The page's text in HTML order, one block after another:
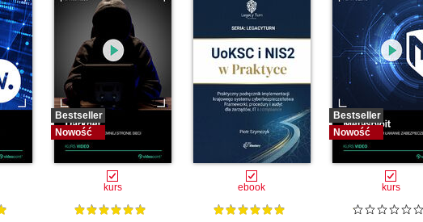
Bestseller
Nowość
kurs ebook
Bestseller
Nowość
kurs